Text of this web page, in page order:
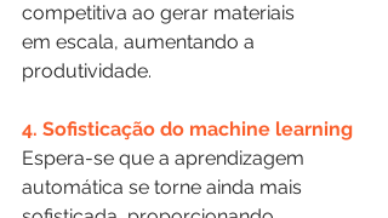
competitiva ao gerar materiais
em escala, aumentando a
produtividade.
4. Sofisticação do machine learning
Espera-se que a aprendizagem
automática se torne ainda mais